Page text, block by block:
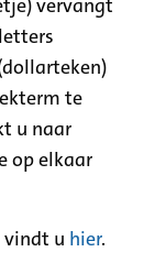
te
u naar
op elkaar
vindt u hier.